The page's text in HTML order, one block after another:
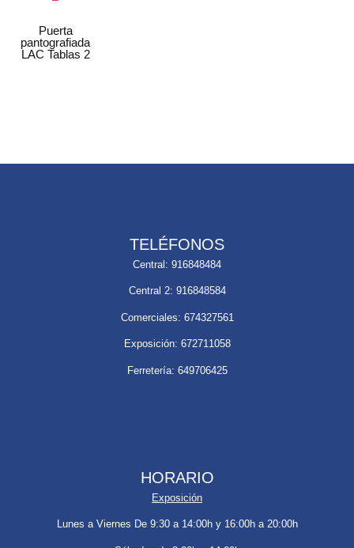
Puerta
pantografiada
LAC Tablas 2
TELÉFONOS
Central: 916848484
Central 2: 916848584
Comerciales: 674327561
Exposición: 672711058
Ferretería: 649706425
HORARIO
Exposición
Lunes a Viernes De 9:30 a 14:00h y 16:00h a 20:00h